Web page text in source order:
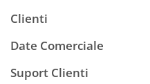
Clienti
Date Comerciale
Suport Clienti